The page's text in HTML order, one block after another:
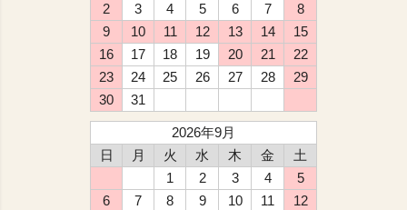
2
3 4 5 6 7
8
9
10 11 12 13 14
15
16
17 18 19 20 21
22
23
24 25 26 27 28
29
30
31
2026年9月
日
月 火 水 木 金
土
1
2 3 4
5
6
7 8 9 10 11
12